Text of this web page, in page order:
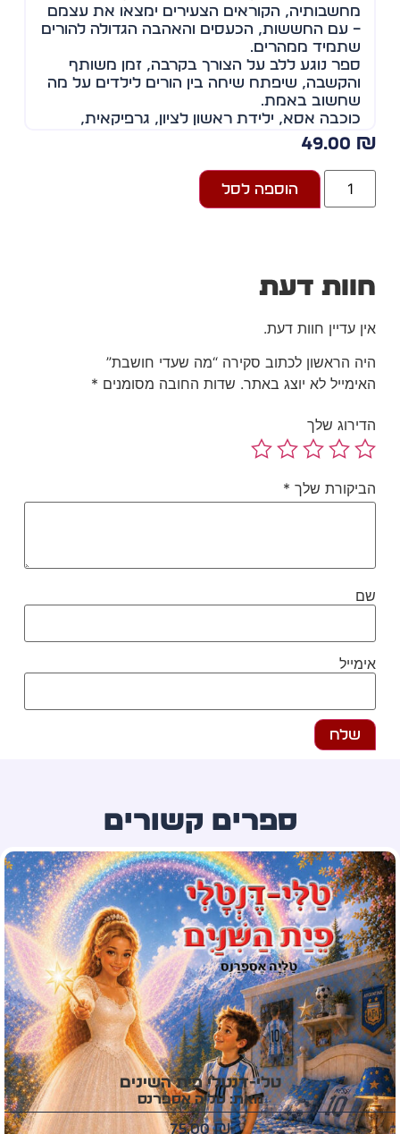
מחשבותיה, הקוראים הצעירים ימצאו את עצמם
– עם החששות, הכעסים והאהבה הגדולה להורים
שתמיד ממהרים.
ספר נוגע ללב על הצורך בקרבה, זמן משותף
והקשבה, שיפתח שיחה בין הורים לילדים על מה
שחשוב באמת.
כוכבה אסא, ילידת ראשון לציון, גרפיקאית,
ממציאה ומעצבת משחקים.
חיה במדריד שלוש שנים ועבדה במחלקה
הגרפית של הוצאת הספרים הגדולה "אגילאר",
בסטודיו מורו בתחום הסרטים המצוירים ואף
עיצבה פלקטים להצגות התיאטרון הלאומי
ספרה השני, סולם ללא שלבים, יצא לאור בקרוב
בהוצאת מדיה 10.
49.00
הוספה לסל
דעת
עדיין חוות דעת.
הראשון לכתוב סקירה “מה שעדי חושבת”
לא יוצג באתר. שדות החובה מסומנים*
שלך
שלך *
ספרים קשורים
טלי-דנטלי פית השינים
מאת: טליה אספרנס
75.00₪